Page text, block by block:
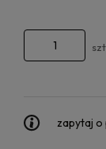
zapytaj